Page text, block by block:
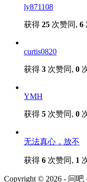
ly871108
获得 25 次赞同, 6
curtis0820
获得 3 次赞同, 0
YMH
获得 5 次赞同, 0
无法真心，放不
获得 6 次赞同, 1
Copyright © 2026 - 问